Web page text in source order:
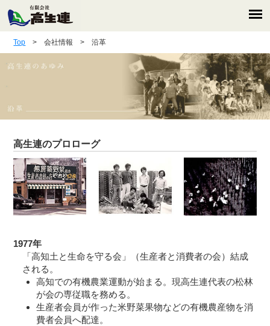
Top > 会社情報 > 沿革
高生連のプロローグ
1977年
「高知土と生命を守る会」（生産者と消費者の会）結成
される。
高知での有機農業運動が始まる。現高生連代表の松林
が会の専従職を務める。
生産者会員が作った米野菜果物などの有機農産物を消
費者会員へ配達。